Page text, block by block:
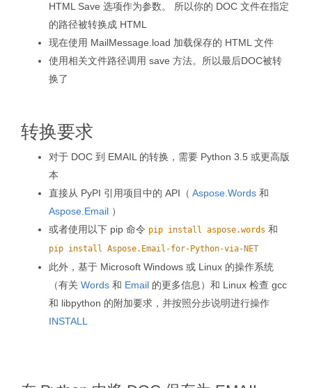
HTML Save 选项作为参数。 所以你的 DOC 文件在指定
的路径被转换成 HTML
现在使用 MailMessage.load 加载保存的 HTML 文件
使用相关文件路径调用 save 方法。所以最后DOC被转
换了
转换要求
对于 DOC 到 EMAIL 的转换，需要 Python 3.5 或更高版
本
直接从 PyPI 引用项目中的 API（ Aspose.Words 和
Aspose.Email ）
或者使用以下 pip 命令 pip install aspose.words 和
pip install Aspose.Email-for-Python-via-NET
此外，基于 Microsoft Windows 或 Linux 的操作系统
（有关 Words 和 Email 的更多信息）和 Linux 检查 gcc
和 libpython 的附加要求，并按照分步说明进行操作
INSTALL